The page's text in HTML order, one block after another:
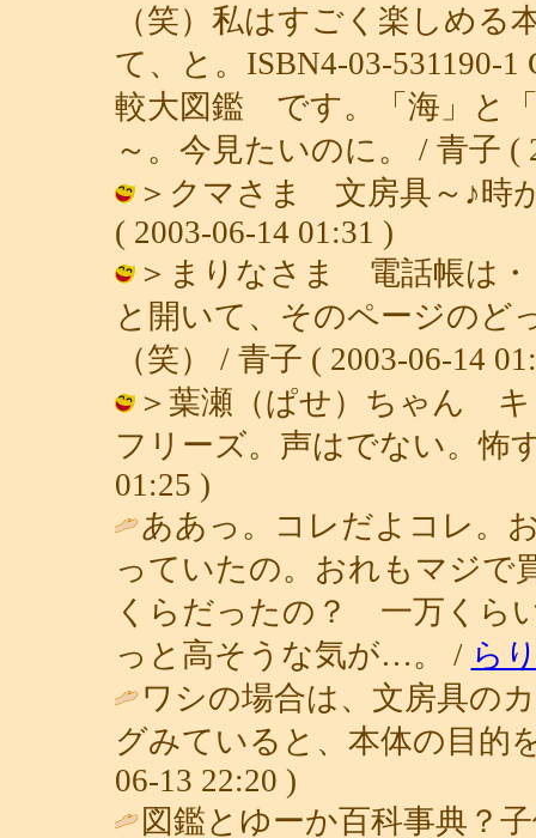
（笑）私はすごく楽しめ
て、と。ISBN4-03-
較大図鑑 です。「海」と
～。今見たいのに。 / 青子 (
＞クマさま 文房具～♪時
( 2003-06-14 01:31 )
＞まりなさま 電話帳は・
と開いて、そのページのど
（笑） / 青子 ( 2003-06-14
＞葉瀬（ぱせ）ちゃん キ
フリーズ。声はでない。怖
01:25 )
ああっ。コレだよコレ。
っていたの。おれもマジで
くらだったの？ 一万くら
っと高そうな気が…。 / ら
ワシの場合は、文房具の
グみていると、本体の目的
06-13 22:20 )
図鑑とゆーか百科事典？